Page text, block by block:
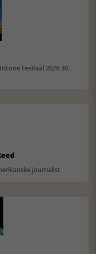
Festival 2026 30.
journalist